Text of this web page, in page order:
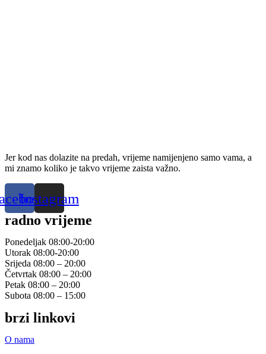
Jer kod nas dolazite na predah, vrijeme namijenjeno samo vama, a
mi znamo koliko je takvo vrijeme zaista važno.
Instagram
radno vrijeme
Ponedeljak 08:00-20:00
Utorak 08:00-20:00
Srijeda 08:00 – 20:00
Četvrtak 08:00 – 20:00
Petak 08:00 – 20:00
Subota 08:00 – 15:00
brzi linkovi
O nama